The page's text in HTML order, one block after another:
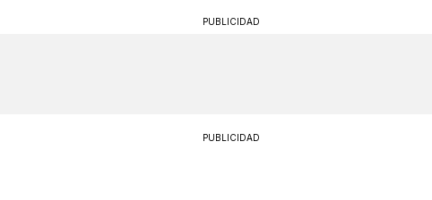
PUBLICIDAD
PUBLICIDAD